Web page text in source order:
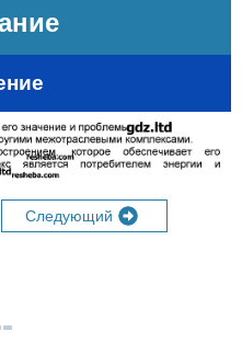
Следующий